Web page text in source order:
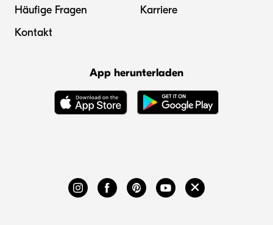
Häufige Fragen
Kontakt
Karriere
App herunterladen